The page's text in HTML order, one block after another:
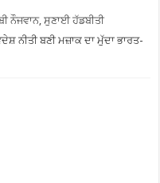
ਨੌਜਵਾਨ, ਸੁਣਾਈ ਹੱਡਬੀਤੀ
ਨੀਤੀ ਬਣੀ ਮਜ਼ਾਕ ਦਾ ਮੁੱਦਾ ਭਾਰਤ-